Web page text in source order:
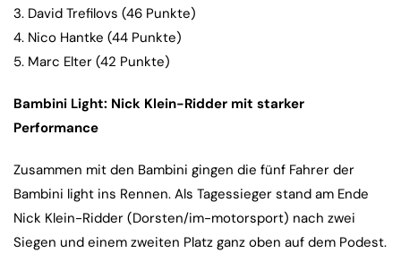
3. David Trefilovs (46 Punkte)
4. Nico Hantke (44 Punkte)
5. Marc Elter (42 Punkte)
Bambini Light: Nick Klein-Ridder mit starker
Performance
Zusammen mit den Bambini gingen die fünf Fahrer der
Bambini light ins Rennen. Als Tagessieger stand am Ende
Nick Klein-Ridder (Dorsten/im-motorsport) nach zwei
Siegen und einem zweiten Platz ganz oben auf dem Podest.